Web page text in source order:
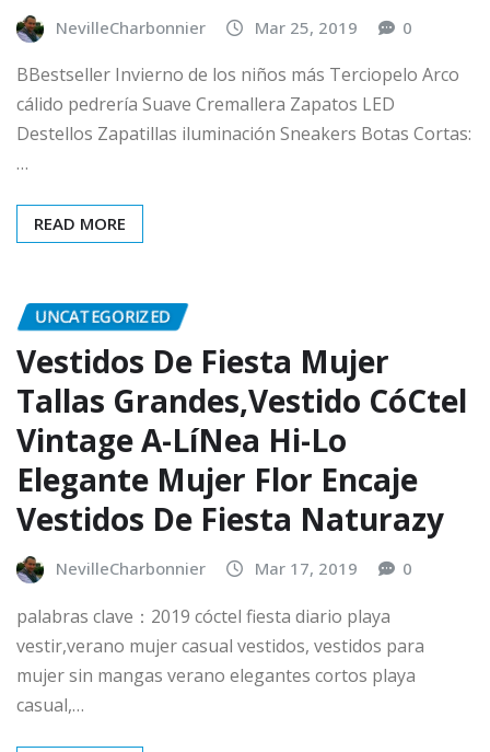
NevilleCharbonnier Mar 25, 2019 0
BBestseller Invierno de los niños más Terciopelo Arco
cálido pedrería Suave Cremallera Zapatos LED
Destellos Zapatillas iluminación Sneakers Botas Cortas:
…
READ MORE
UNCATEGORIZED
Vestidos De Fiesta Mujer
Tallas Grandes,Vestido CóCtel
Vintage A-LíNea Hi-Lo
Elegante Mujer Flor Encaje
Vestidos De Fiesta Naturazy
NevilleCharbonnier Mar 17, 2019 0
palabras clave：2019 cóctel fiesta diario playa
vestir,verano mujer casual vestidos, vestidos para
mujer sin mangas verano elegantes cortos playa
casual,…